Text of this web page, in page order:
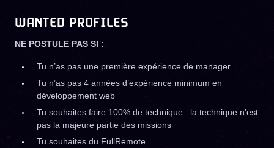
WANTED PROFILES
NE POSTULE PAS SI :
Tu n’as pas une première expérience de manager
Tu n’as pas 4 années d’expérience minimum en
développement web
Tu souhaites faire 100% de technique : la technique n’est
pas la majeure partie des missions
Tu souhaites du FullRemote